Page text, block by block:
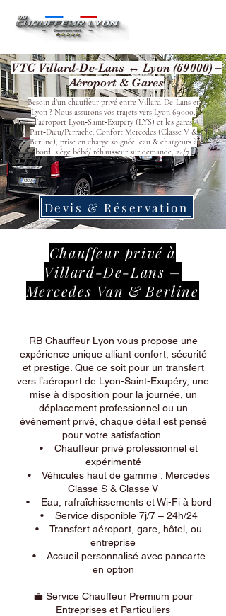
VTC Villard-De-Lans ↔ Lyon (69000) –
Aéroport & Gares
Besoin d’un chauffeur privé entre Villard-De-Lans et
Lyon ? Nous assurons vos trajets vers Lyon 69000,
l’aéroport Lyon‑Saint‑Exupéry (LYS) et les gares
Part‑Dieu/Perrache. Confort Mercedes (Classe V &
Berline), prise en charge soignée, eau & chargeurs à
bord, siège bébé/ réhausseur sur demande, 24/7.
Devis & Réservation
Chauffeur privé à
Villard-De-Lans –
Mercedes Van & Berline
RB Chauffeur Lyon vous propose une
expérience unique alliant confort, sécurité
et prestige. Que ce soit pour un transfert
vers l’aéroport de Lyon-Saint-Exupéry, une
mise à disposition pour la journée, un
déplacement professionnel ou un
événement privé, chaque détail est pensé
pour votre satisfaction.
• Chauffeur privé professionnel et
expérimenté
• Véhicules haut de gamme : Mercedes
Classe S & Classe V
• Eau, rafraîchissements et Wi-Fi à bord
• Service disponible 7j/7 – 24h/24
• Transfert aéroport, gare, hôtel, ou
entreprise
• Accueil personnalisé avec pancarte
en option
💼 Service Chauffeur Premium pour
Entreprises et Particuliers